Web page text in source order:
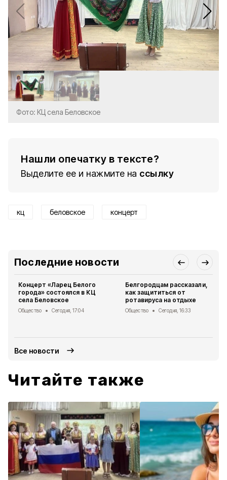
Фото: КЦ села Беловское
Нашли опечатку в тексте?
Выделите ее и нажмите на ссылку
кц беловское концерт
Последние новости
Концерт «Ларец Белого
города» состоялся в КЦ
села Беловское
Общество Сегодня, 17:04
Белгородцам рассказали,
как защититься от
ротавируса на отдыхе
Общество Сегодня, 16:33
Все новости
Читайте также